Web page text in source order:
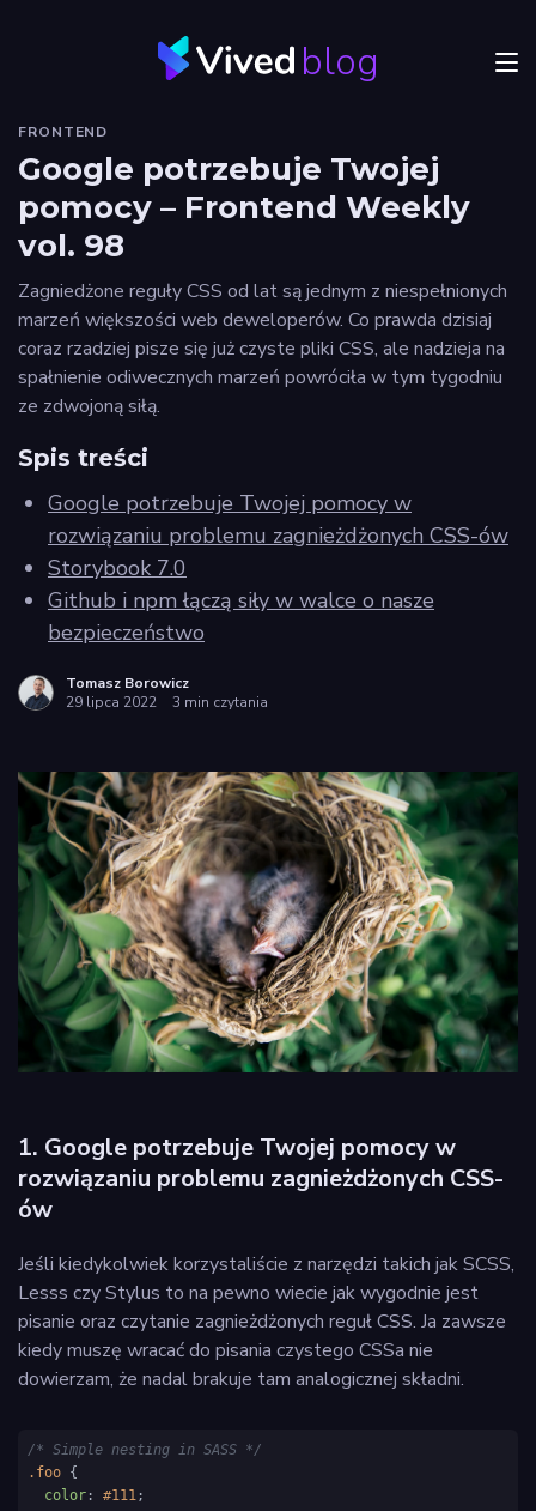
blog
Craftsmanship
Frontend
Autorzy
Odkryj
Vived
Privacy
policy
FRONTEND
Google potrzebuje Twojej
pomocy – Frontend Weekly
vol. 98
Zagniedżone reguły CSS od lat są jednym z niespełnionych
marzeń większości web deweloperów. Co prawda dzisiaj
coraz rzadziej pisze się już czyste pliki CSS, ale nadzieja na
spałnienie odiwecznych marzeń powróciła w tym tygodniu
ze zdwojoną siłą.
Spis treści
Google potrzebuje Twojej pomocy w
rozwiązaniu problemu zagnieżdżonych CSS-ów
Storybook 7.0
Github i npm łączą siły w walce o nasze
bezpieczeństwo
Tomasz Borowicz
29 lipca 2022
3 min czytania
1. Google potrzebuje Twojej pomocy w
rozwiązaniu problemu zagnieżdżonych CSS-
ów
Jeśli kiedykolwiek korzystaliście z narzędzi takich jak SCSS,
Lesss czy Stylus to na pewno wiecie jak wygodnie jest
pisanie oraz czytanie zagnieżdżonych reguł CSS. Ja zawsze
kiedy muszę wracać do pisania czystego CSSa nie
dowierzam, że nadal brakuje tam analogicznej składni.
/* Simple nesting in SASS */
.foo {
color : #111 ;